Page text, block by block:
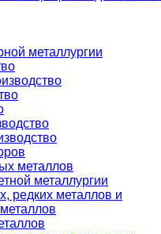
металлургии
металлов
металлургии
редких металлов и